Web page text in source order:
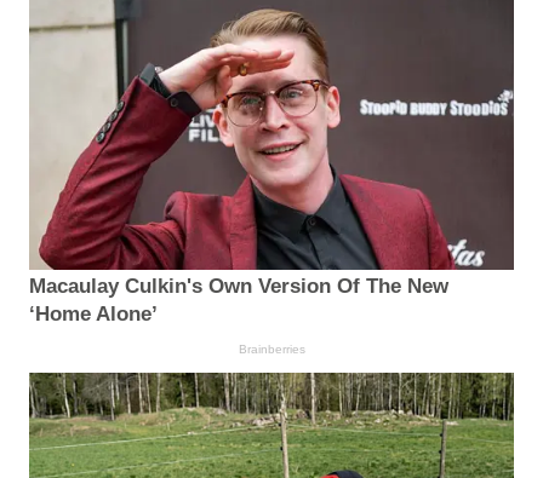
Macaulay Culkin's Own Version Of The New
‘Home Alone’
Brainberries